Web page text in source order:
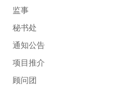
监事
秘书处
通知公告
项目推介
顾问团